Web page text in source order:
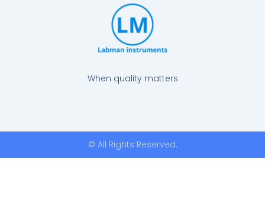
When quality matters
© All Rights Reserved.